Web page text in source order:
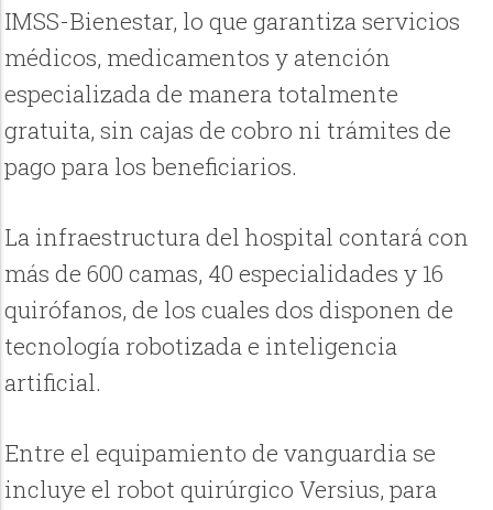
IMSS-Bienestar, lo que garantiza servicios
médicos, medicamentos y atención
especializada de manera totalmente
gratuita, sin cajas de cobro ni trámites de
pago para los beneficiarios.
La infraestructura del hospital contará con
más de 600 camas, 40 especialidades y 16
quirófanos, de los cuales dos disponen de
tecnología robotizada e inteligencia
artificial.
Entre el equipamiento de vanguardia se
incluye el robot quirúrgico Versius, para